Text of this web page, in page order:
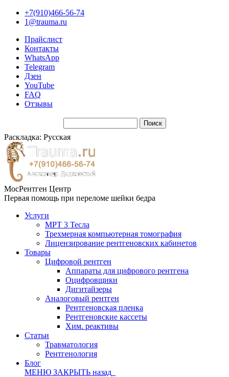
+7(910)466-56-74
1@trauma.ru
Прайслист
Контакты
WhatsApp
Telegram
Дзен
YouTube
FAQ
Отзывы
Раскладка: Русская
МосРентген Центр
Первая помощь при переломе шейки бедра
Услуги
МРТ 3 Тесла
Трехмерная компьютерная томография
Лицензирование рентгеновских кабинетов
Товары
Цифровой рентген
Аппараты для цифрового рентгена
Оцифровщики
Дигитайзеры
Аналоговый рентген
Рентгеновская пленка
Рентгеновские кассеты
Хим. реактивы
Статьи
Травматология
Рентгенология
Блог
МЕНЮ ЗАКРЫТЬ назад